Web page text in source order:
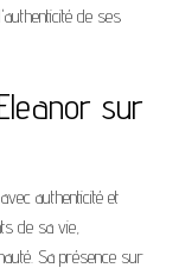
de ses
sur
authenticité et
de sa vie,
Sa présence sur